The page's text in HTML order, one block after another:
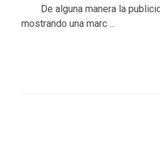
De alguna manera la
mostrando una marc ...